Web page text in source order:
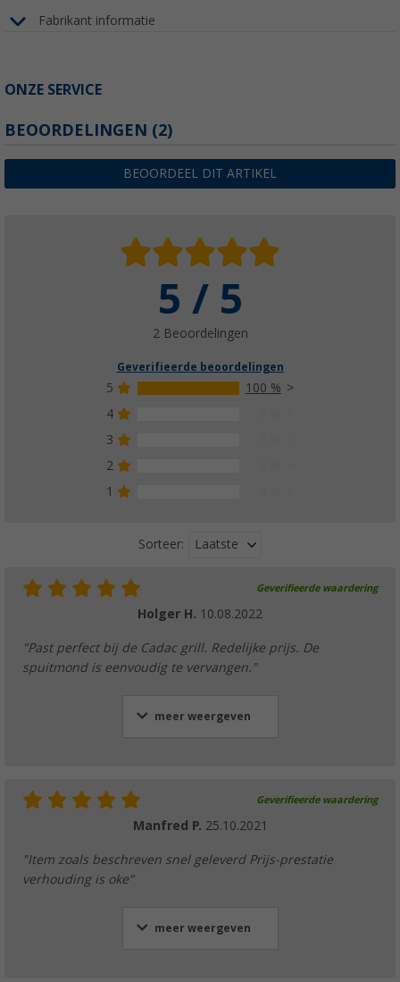
Fabrikant informatie
ONZE SERVICE
BEOORDELINGEN (2)
BEOORDEEL DIT ARTIKEL
5 / 5
2 Beoordelingen
Geverifieerde beoordelingen
5
100 %
4
3
2
1
Sorteer: Laatste
Geverifieerde waardering
Holger H. 10.08.2022
"Past perfect bij de Cadac grill. Redelijke prijs. De
spuitmond is eenvoudig te vervangen."
meer weergeven
Geverifieerde waardering
Manfred P. 25.10.2021
"Item zoals beschreven snel geleverd Prijs-prestatie
verhouding is oke"
meer weergeven